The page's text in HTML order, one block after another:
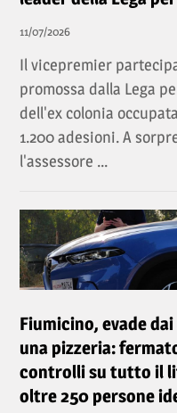
11/07/2026
Il vicepremier
promossa dalla Lega
dell'ex colonia
1.200 adesioni. A
l'assessore ...
Fiumicino, evade
una pizzeria:
controlli su tutto il
oltre 250 persone